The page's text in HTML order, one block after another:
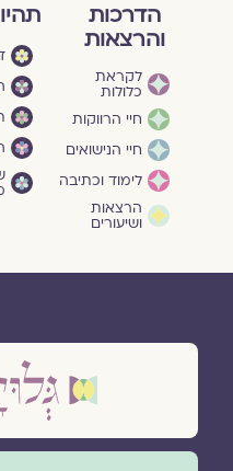
הדרכות
והרצאות
לקראת
כלולות
חיי הרווקות
חיי הנישואים
לימוד וכתיבה
הרצאות
ושיעורים